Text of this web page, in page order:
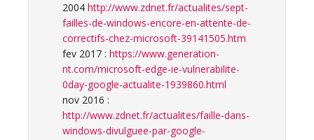
2004 http://www.zdnet.fr/actualites/sept-
failles-de-windows-encore-en-attente-de-
correctifs-chez-microsoft-39141505.htm
fev 2017 : https://www.generation-
nt.com/microsoft-edge-ie-vulnerabilite-
0day-google-actualite-1939860.html
nov 2016 :
http://www.zdnet.fr/actualites/faille-dans-
windows-divulguee-par-google-